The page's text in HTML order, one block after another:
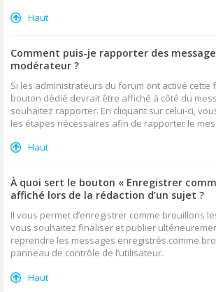
Haut
Comment puis-je rapporter des
modérateur ?
Si les administrateurs du forum ont activé cette
bouton dédié devrait être affiché à côté du
souhaitez rapporter. En cliquant sur celui-ci,
les étapes nécessaires afin de rapporter le
Haut
À quoi sert le bouton « Enregistrer
affiché lors de la rédaction d’un sujet ?
Il vous permet d’enregistrer comme brouillons
vous souhaitez finaliser et publier
reprendre les messages enregistrés comme
panneau de contrôle de l’utilisateur.
Haut